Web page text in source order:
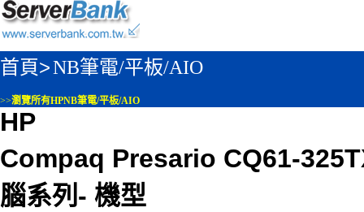
首頁>NB筆電/平板/AIO
>>瀏覽所有HPNB筆電/平板/AIO
HP
Compaq Presario CQ61-
腦系列- 機型